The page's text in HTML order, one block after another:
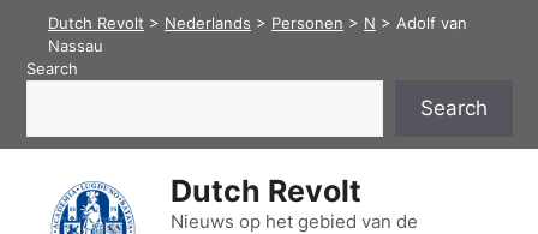
content
Dutch Revolt > Nederlands > Personen > N > Adolf van
Nassau
Search
Search
Dutch Revolt
Nieuws op het gebied van de